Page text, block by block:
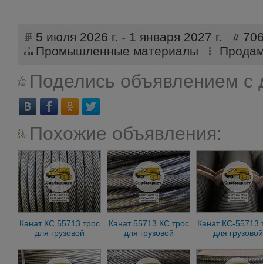
5 июля 2026 г. - 1 января 2027 г.
Промышленные материалы
Поделись объявлением с
Похожие объявления:
Канат КС 55713 трос
для грузовой
Канат 55713 КС трос
для грузовой
Канат КС-55713
для грузовой